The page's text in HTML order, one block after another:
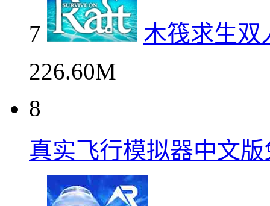
7
木筏求生双
226.60M
8
真实飞行模拟器中文